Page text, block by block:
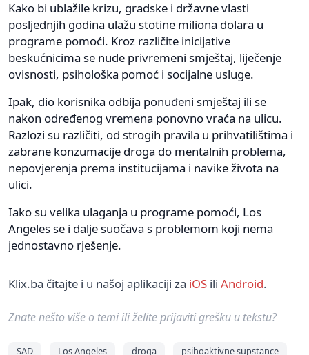
Kako bi ublažile krizu, gradske i državne vlasti
posljednjih godina ulažu stotine miliona dolara u
programe pomoći. Kroz različite inicijative
beskućnicima se nude privremeni smještaj, liječenje
ovisnosti, psihološka pomoć i socijalne usluge.
Ipak, dio korisnika odbija ponuđeni smještaj ili se
nakon određenog vremena ponovno vraća na ulicu.
Razlozi su različiti, od strogih pravila u prihvatilištima i
zabrane konzumacije droga do mentalnih problema,
nepovjerenja prema institucijama i navike života na
ulici.
Iako su velika ulaganja u programe pomoći, Los
Angeles se i dalje suočava s problemom koji nema
jednostavno rješenje.
Klix.ba čitajte i u našoj aplikaciji za iOS ili Android.
Znate nešto više o temi ili želite prijaviti grešku u tekstu?
SAD Los Angeles droga
psihoaktivne supstance